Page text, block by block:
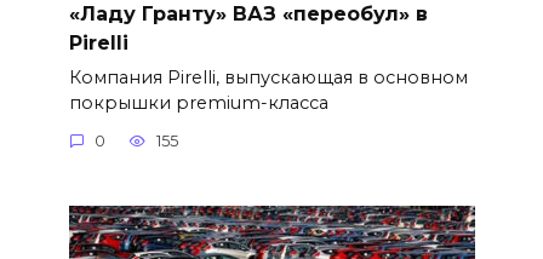
«Ладу Гранту» ВАЗ «переобул» в
Pirelli
Компания Pirelli, выпускающая в основном
покрышки premium-класса
0 155